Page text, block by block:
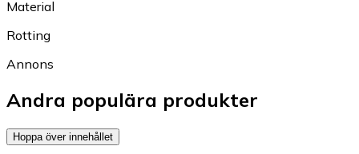
Material
Rotting
Annons
Andra populära produkter
Hoppa över innehållet